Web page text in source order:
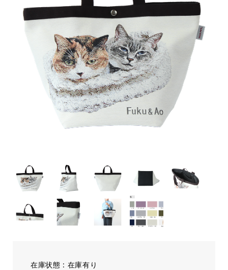
在庫状態 : 在庫有り